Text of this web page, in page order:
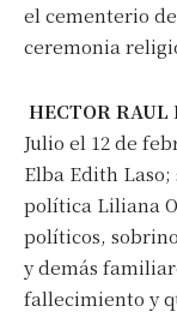
el cementerio
ceremonia
HECTOR RAUL
Julio el 12 de
Elba Edith
política Liliana
políticos,
y demás
fallecimiento y